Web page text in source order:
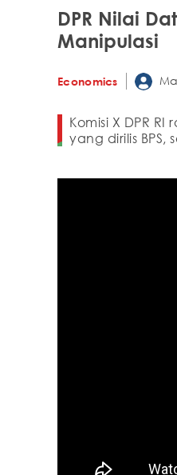
DPR Nilai
Manipulasi
Economics
Komisi X DPR
yang dirilis BPS,